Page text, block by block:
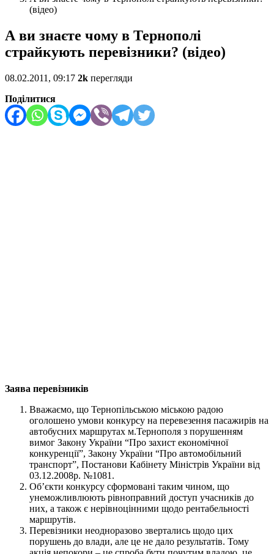
(відео)
А ви знаєте чому в Тернополі
страйкують перевізники? (відео)
08.02.2011, 09:17 2k перегляди
Поділитися
Заява перевізників
Вважаємо, що Тернопільською міською радою
оголошено умови конкурсу на перевезення пасажирів на
автобусних маршрутах м.Тернополя з порушенням
вимог Закону України “Про захист економічної
конкуренції”, Закону України “Про автомобільний
транспорт”, Постанови Кабінету Міністрів України від
03.12.2008р. №1081.
Об’єкти конкурсу сформовані таким чином, що
унеможливлюють рівноправний доступ учасників до
них, а також є нерівноцінними щодо рентабельності
маршрутів.
Перевізники неодноразово звертались щодо цих
порушень до влади, але це не дало результатів. Тому